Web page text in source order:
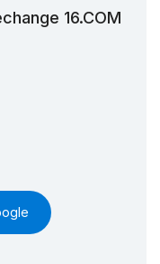
16.COM